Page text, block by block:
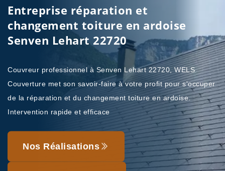
Entreprise réparation et
changement toiture en ardoise
Senven Lehart 22720
Couvreur professionnel à Senven Lehart 22720, WELS
Couverture met son savoir-faire à votre profit pour s'occuper
de la réparation et du changement toiture en ardoise.
Intervention rapide et efficace
Nos Réalisations